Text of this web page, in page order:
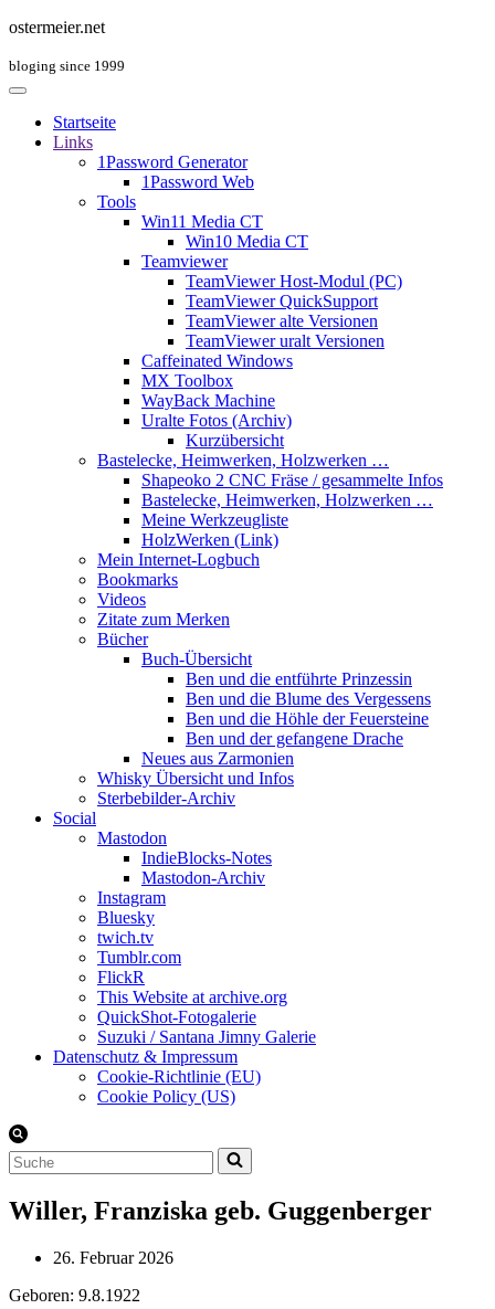
ostermeier.net
bloging since 1999
Startseite
Links
1Password Generator
1Password Web
Tools
Win11 Media CT
Win10 Media CT
Teamviewer
TeamViewer Host-Modul (PC)
TeamViewer QuickSupport
TeamViewer alte Versionen
TeamViewer uralt Versionen
Caffeinated Windows
MX Toolbox
WayBack Machine
Uralte Fotos (Archiv)
Kurzübersicht
Bastelecke, Heimwerken, Holzwerken …
Shapeoko 2 CNC Fräse / gesammelte Infos
Bastelecke, Heimwerken, Holzwerken …
Meine Werkzeugliste
HolzWerken (Link)
Mein Internet-Logbuch
Bookmarks
Videos
Zitate zum Merken
Bücher
Buch-Übersicht
Ben und die entführte Prinzessin
Ben und die Blume des Vergessens
Ben und die Höhle der Feuersteine
Ben und der gefangene Drache
Neues aus Zarmonien
Whisky Übersicht und Infos
Sterbebilder-Archiv
Social
Mastodon
IndieBlocks-Notes
Mastodon-Archiv
Instagram
Bluesky
twich.tv
Tumblr.com
FlickR
This Website at archive.org
QuickShot-Fotogalerie
Suzuki / Santana Jimny Galerie
Datenschutz & Impressum
Cookie-Richtlinie (EU)
Cookie Policy (US)
Suchen
nach …
Willer, Franziska geb. Guggenberger
26. Februar 2026
Geboren: 9.8.1922